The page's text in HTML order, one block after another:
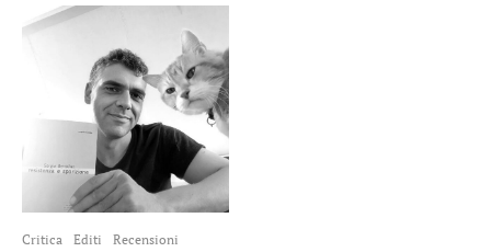
Critica Editi Recensioni